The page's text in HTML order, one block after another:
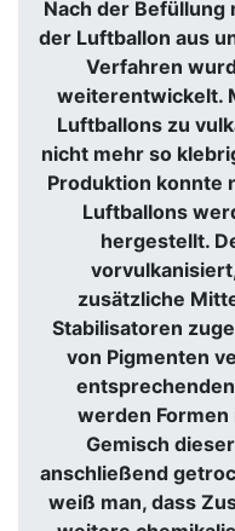
Nach der
der Luftballon aus
Verfahren
weiterentwickelt.
Luftballons zu
nicht mehr so
Produktion konnte
Luftballons
hergestellt.
zusätzliche
Stabilisatoren
von Pigmenten
werden Formen
Gemisch
anschließend
weiß man, dass